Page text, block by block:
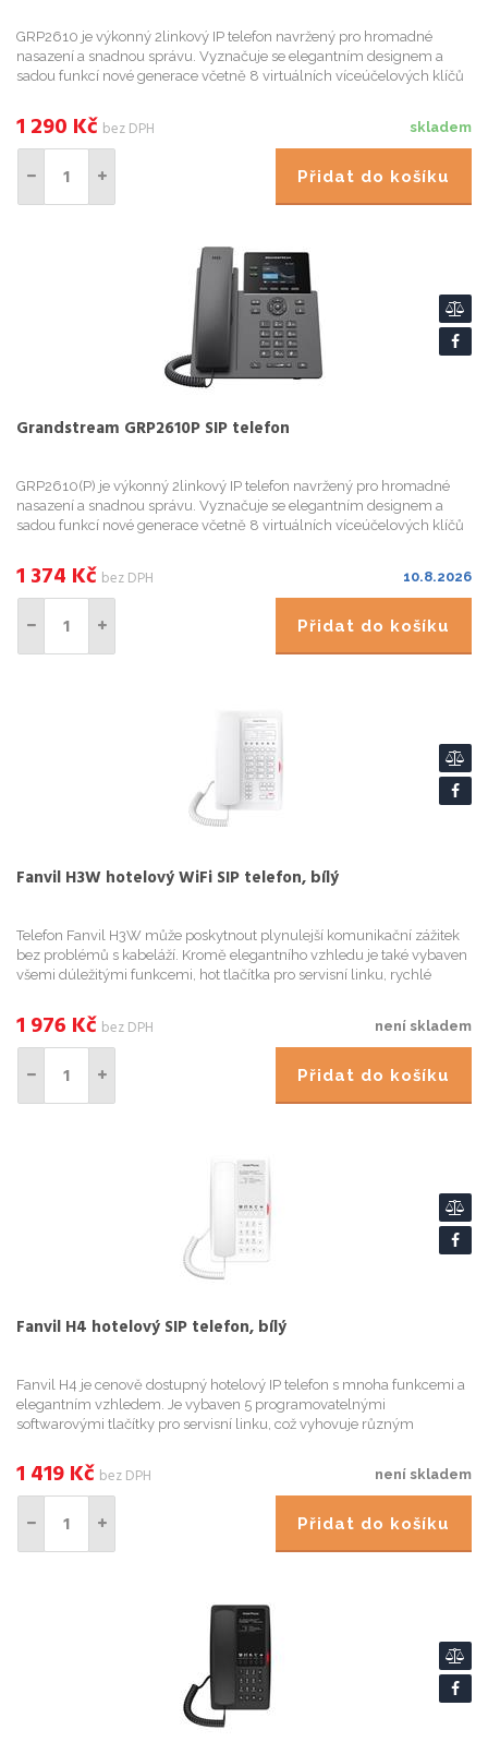
GRP2610 je výkonný 2linkový IP telefon navržený pro hromadné
nasazení a snadnou správu. Vyznačuje se elegantním designem a
sadou funkcí nové generace včetně 8 virtuálních víceúčelových klíčů
skladem
1 290 Kč bez DPH
Přidat do košíku
Grandstream GRP2610P SIP telefon
GRP2610(P) je výkonný 2linkový IP telefon navržený pro hromadné
nasazení a snadnou správu. Vyznačuje se elegantním designem a
sadou funkcí nové generace včetně 8 virtuálních víceúčelových klíčů
10.8.2026
1 374 Kč bez DPH
Přidat do košíku
Fanvil H3W hotelový WiFi SIP telefon, bílý
Telefon Fanvil H3W může poskytnout plynulejší komunikační zážitek
bez problémů s kabeláží. Kromě elegantního vzhledu je také vybaven
všemi dúležitými funkcemi, hot tlačítka pro servisní linku, rychlé
není skladem
1 976 Kč bez DPH
Přidat do košíku
Fanvil H4 hotelový SIP telefon, bílý
Fanvil H4 je cenově dostupný hotelový IP telefon s mnoha funkcemi a
elegantním vzhledem. Je vybaven 5 programovatelnými
softwarovými tlačítky pro servisní linku, což vyhovuje různým
Ethernet a P...
není skladem
1 419Kč bez DPH
Přidat do košíku